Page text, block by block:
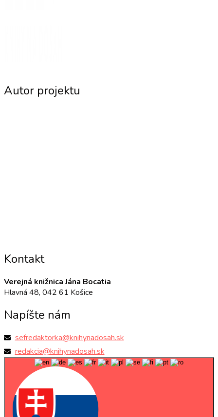
Autor projektu
Kontakt
Verejná knižnica Jána Bocatia
Hlavná 48, 042 61 Košice
Napíšte nám
sefredaktorka@knihynadosah.sk
redakcia@knihynadosah.sk